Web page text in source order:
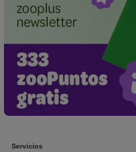
Servicios